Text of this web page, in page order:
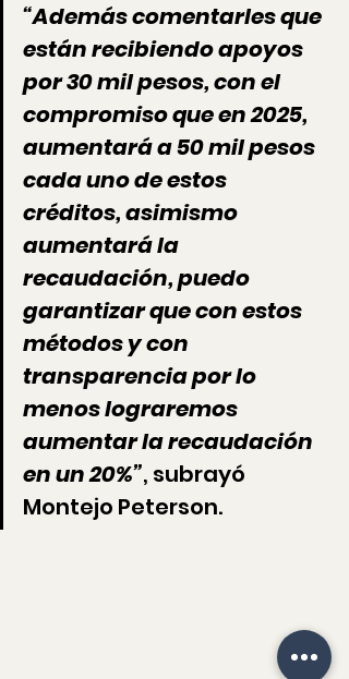
“Además comentarles que
están recibiendo apoyos
por 30 mil pesos, con el
compromiso que en 2025,
aumentará a 50 mil pesos
cada uno de estos
créditos, asimismo
aumentará la
recaudación, puedo
garantizar que con estos
métodos y con
transparencia por lo
menos lograremos
aumentar la recaudación
en un 20%”, subrayó
Montejo Peterson.